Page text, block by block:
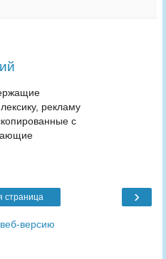
рекламу
с
›
страница
версию